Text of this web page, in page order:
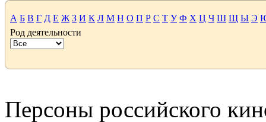
А Б В Г Д Е Ж З И К Л М Н О П Р С Т У Ф Х Ц Ч Ш Щ Ы Э
Род деятельности
Персоны российского